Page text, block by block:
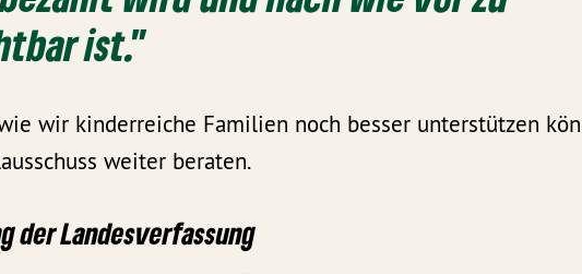
ist."
wir kinderreiche Familien noch besser unterstützen
weiter beraten.
der Landesverfassung